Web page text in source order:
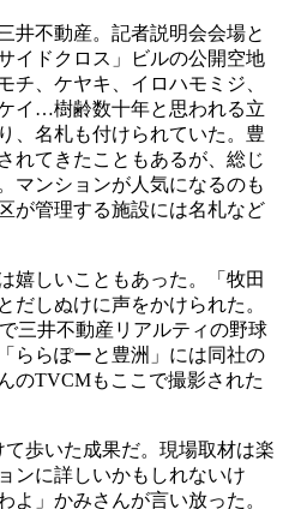
井不動産。記者説明会会場と
イドクロス」ビルの公開空地
チ、ケヤキ、イロハモミジ、
イ…樹齢数十年と思われる立
、名札も付けられていた。豊
れてきたこともあるが、総じ
マンションが人気になるのも
が管理する施設には名札など
嬉しいこともあった。「牧田
しぬけに声をかけられた。
三井不動産リアルティの野球
ららぽーと豊洲」には同社の
のTVCMもここで撮影された
歩いた成果だ。現場取材は楽
ンに詳しいかもしれないけ
よ」かみさんが言い放った。